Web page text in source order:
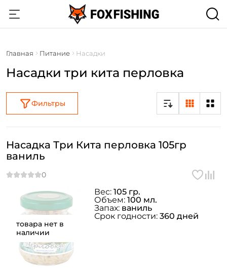
Главная Питание Насадки
Насадки три кита перловка
Фильтры
товара нет в
наличии
Насадка Три Кита перловка 105гр
ваниль
Вес: 105 гр.
Объем: 100 мл.
Запах: ваниль
Срок годности: 360 дней